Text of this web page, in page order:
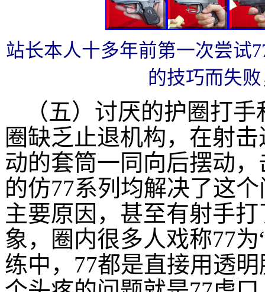
站长本人十多年前第一次尝试
的技巧而失
（五）讨厌的护圈打
圈缺乏止退机构，在射
动的套筒一同向后摆动
的仿77系列均解决了这
主要原因，甚至有射手
象，圈内很多人戏称77
练中，77都是直接用透